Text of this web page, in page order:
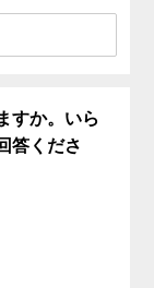
すか。いら
答くださ